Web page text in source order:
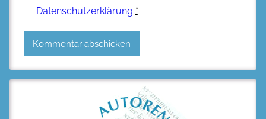
Datenschutzerklärung *